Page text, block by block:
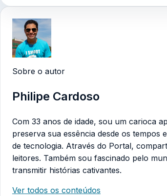
Sobre o autor
Philipe Cardoso
Com 33 anos de idade, sou um carioca
preserva sua essência desde os tempos
de tecnologia. Através do Portal,
leitores. Também sou fascinado pelo
transmitir histórias cativantes.
Ver todos os conteúdos